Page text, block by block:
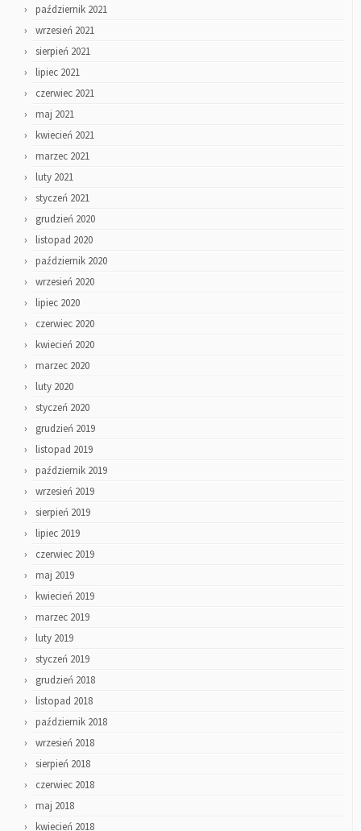
październik 2021
wrzesień 2021
sierpień 2021
lipiec 2021
czerwiec 2021
maj 2021
kwiecień 2021
marzec 2021
luty 2021
styczeń 2021
grudzień 2020
listopad 2020
październik 2020
wrzesień 2020
lipiec 2020
czerwiec 2020
kwiecień 2020
marzec 2020
luty 2020
styczeń 2020
grudzień 2019
listopad 2019
październik 2019
wrzesień 2019
sierpień 2019
lipiec 2019
czerwiec 2019
maj 2019
kwiecień 2019
marzec 2019
luty 2019
styczeń 2019
grudzień 2018
listopad 2018
październik 2018
wrzesień 2018
sierpień 2018
czerwiec 2018
maj 2018
kwiecień 2018